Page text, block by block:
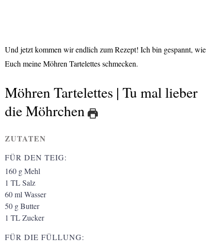
Und jetzt kommen wir endlich zum Rezept! Ich bin gespannt, wie
Euch meine Möhren Tartelettes schmecken.
Möhren Tartelettes | Tu mal lieber
die Möhrchen
ZUTATEN
FÜR DEN TEIG:
160 gMehl
1 TLSalz
60ml Wasser
50 gButter
1 TLZucker
FÜR DIE FÜLLUNG: